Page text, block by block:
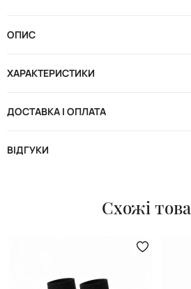
ОПИС
ХАРАКТЕРИСТИКИ
ДОСТАВКА І ОПЛАТА
ВІДГУКИ
Схожі